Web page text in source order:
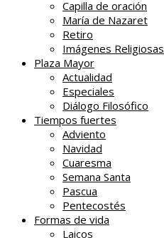
Capilla de oración
María de Nazaret
Retiro
Imágenes Religiosas
Plaza Mayor
Actualidad
Especiales
Diálogo Filosófico
Tiempos fuertes
Adviento
Navidad
Cuaresma
Semana Santa
Pascua
Pentecostés
Formas de vida
Laicos